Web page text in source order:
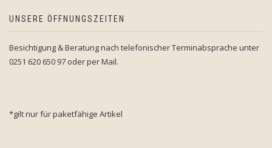
UNSERE ÖFFNUNGSZEITEN
Besichtigung & Beratung nach telefonischer Terminabsprache unter
0251 620 650 97 oder per Mail.
*gilt nur für paketfähige Artikel